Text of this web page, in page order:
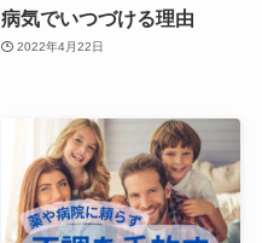
病気でいつづける理由
2022年4月22日